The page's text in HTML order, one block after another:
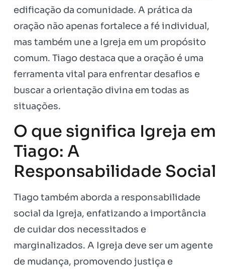
edificação da comunidade. A prática da
oração não apenas fortalece a fé individual,
mas também une a Igreja em um propósito
comum. Tiago destaca que a oração é uma
ferramenta vital para enfrentar desafios e
buscar a orientação divina em todas as
situações.
O que significa Igreja em
Tiago: A
Responsabilidade Social
Tiago também aborda a responsabilidade
social da Igreja, enfatizando a importância
de cuidar dos necessitados e
marginalizados. A Igreja deve ser um agente
de mudança, promovendo justiça e